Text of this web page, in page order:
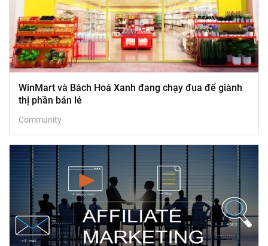
WinMart và Bách Hoá Xanh đang chạy đua để giành
thị phần bán lẻ
Community